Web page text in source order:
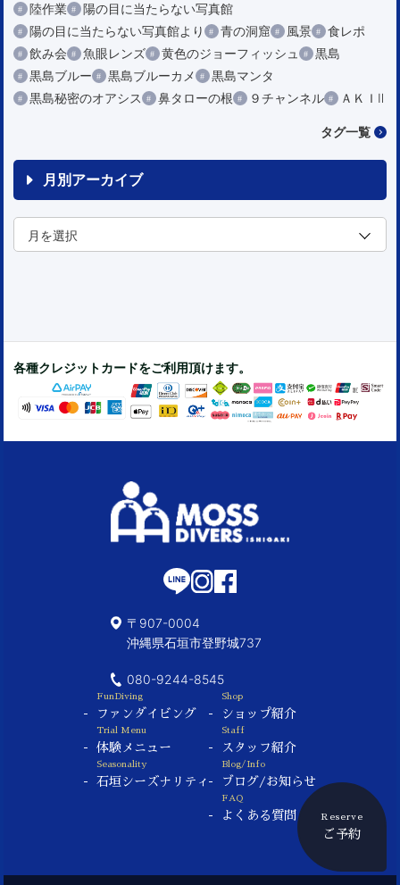
Reserve
ご予約
陸作業
陽の目に当たらない写真館
陽の目に当たらない写真館より
青の洞窟 風景
食レポ
飲み会
魚眼レンズ 黄色のジョーフィッシュ
黒島
黒島ブルー
黒島ブルーカメ
黒島マンタ
黒島秘密のオアシス
鼻タローの根 ９チャンネル ＡＫＩⅡ
タグ一覧
月別アーカイブ
各種クレジットカードをご利用頂けます。
〒907-0004
沖縄県石垣市登野城737
080-9244-8545
FunDiving
ファンダイビング
Trial Menu
体験メニュー
Seasonality
石垣シーズナリティ
Shop
ショップ紹介
Staff
スタッフ紹介
Blog/Info
ブログ/お知らせ
FAQ
よくある質問